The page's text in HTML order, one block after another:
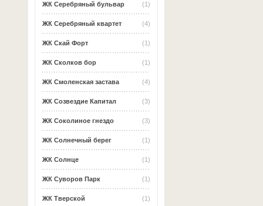
(1)
ЖК Серебряный бульвар
(4)
ЖК Серебряный квартет
(1)
ЖК Скай Форт
(1)
ЖК Сколков бор
(4)
ЖК Смоленская застава
(3)
ЖК Созвездие Капитал
(3)
ЖК Соколиное гнездо
(1)
ЖК Солнечный берег
(1)
ЖК Солнце
(1)
ЖК Суворов Парк
(1)
ЖК Тверской